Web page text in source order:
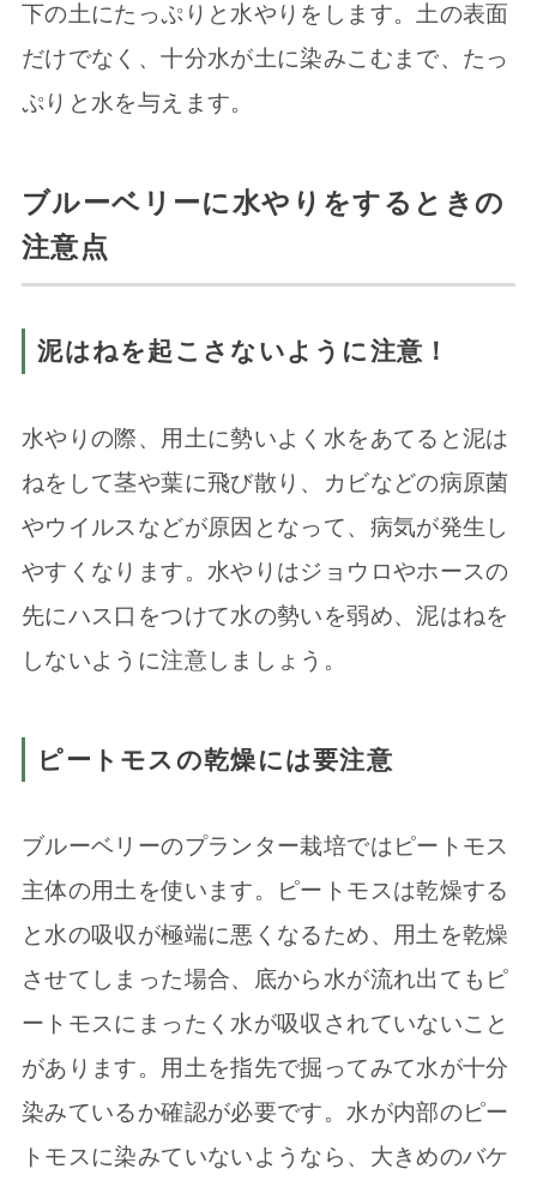
下の土にたっぷりと水やりをします。土の表面
だけでなく、十分水が土に染みこむまで、たっ
ぷりと水を与えます。
ブルーベリーに水やりをするときの
注意点
泥はねを起こさないように注意！
水やりの際、用土に勢いよく水をあてると泥は
ねをして茎や葉に飛び散り、カビなどの病原菌
やウイルスなどが原因となって、病気が発生し
やすくなります。水やりはジョウロやホースの
先にハス口をつけて水の勢いを弱め、泥はねを
しないように注意しましょう。
ピートモスの乾燥には要注意
ブルーベリーのプランター栽培ではピートモス
主体の用土を使います。ピートモスは乾燥する
と水の吸収が極端に悪くなるため、用土を乾燥
させてしまった場合、底から水が流れ出てもピ
ートモスにまったく水が吸収されていないこと
があります。用土を指先で掘ってみて水が十分
染みているか確認が必要です。水が内部のピー
トモスに染みていないようなら、大きめのバケ